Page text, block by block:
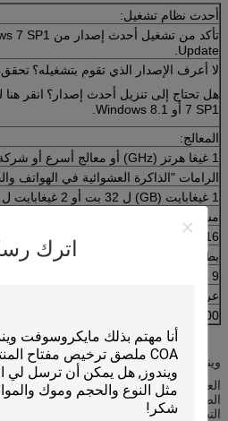
اترك
أحدث نظام تشغيل:
Update.
لا أعرف الإصدار الذي تقوم بتشغيله؟ تحقق
هل تحتاج إلى تنزيل أحدث إصدار؟
7 SP1 أو Windows 8.1.
المعالج:
1 غيغا هرتز (GHz) أو معالج أسرع أو شركة نفط الجنوب
الرامات "الذاكرة العشوائية في الهواتف
1 غيغابايت (GB) ل 32 بت أو 2 غيغابايت ل 64 بت
مساحة القرص الثابت:
16 جيجابايت لنظام التشغيل 32 بت 20 جيجابايت لنظام التشغيل 64 بت
بطاقة مصورات:
DirectX 9 أو الأحدث مع برنامج تشغيل WDDM 1.0
عرض:
800X600
ويندوز 10 لغات الترجمة الكاملة
العربية (العربية السعودية) ، البلغارية
الصينية (هونج كونج) ، الصينية (التقليدية ،
التشيك (الجمهورية التشيكية) ، الدانماركية